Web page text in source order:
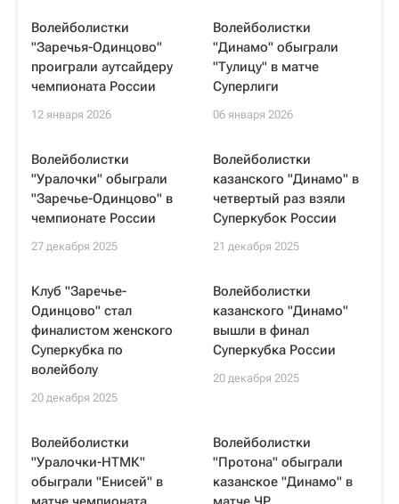
Волейболистки
"Заречья-Одинцово"
проиграли аутсайдеру
чемпионата России
12 января 2026
Волейболистки
"Динамо" обыграли
"Тулицу" в матче
Суперлиги
06 января 2026
Волейболистки
"Уралочки" обыграли
"Заречье-Одинцово" в
чемпионате России
27 декабря 2025
Волейболистки
казанского "Динамо" в
четвертый раз взяли
Суперкубок России
21 декабря 2025
Клуб "Заречье-
Одинцово" стал
финалистом женского
Суперкубка по
волейболу
20 декабря 2025
Волейболистки
казанского "Динамо"
вышли в финал
Суперкубка России
20 декабря 2025
Волейболистки
"Уралочки-НТМК"
обыграли "Енисей" в
Волейболистки
"Протона" обыграли
казанское "Динамо" в